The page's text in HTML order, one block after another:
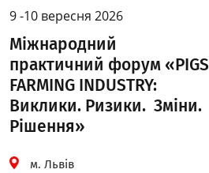
9 -10 вересня 2026
Міжнародний
практичний форум «PIGS
FARMING INDUSTRY:
Виклики. Ризики. Зміни.
Рішення»
м. Львів